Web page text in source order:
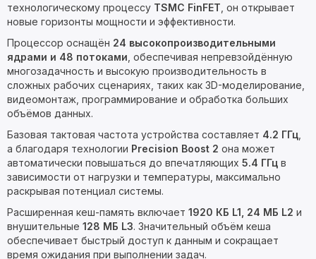
технологическому процессу TSMC FinFET , он открывает
новые горизонты мощности и эффективности.
Процессор оснащён 24 высокопроизводительными
ядрами и 48 потоками , обеспечивая непревзойдённую
многозадачность и высокую производительность в
сложных рабочих сценариях, таких как 3D-моделирование,
видеомонтаж, программирование и обработка больших
объёмов данных.
Базовая тактовая частота устройства составляет 4.2 ГГц
а благодаря технологии Precision Boost 2 она может
автоматически повышаться до впечатляющих 5.4 ГГц в
зависимости от нагрузки и температуры, максимально
раскрывая потенциал системы.
Расширенная кеш-память включает 1920 КБ L1, 24 МБ L2 и
внушительные 128 МБ L3. Значительный объём кеша
обеспечивает быстрый доступ к данным и сокращает
время ожидания при выполнении задач.